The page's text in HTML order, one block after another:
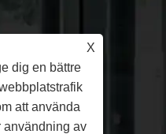
Office, China
X
dig en bättre
att använda
användning av